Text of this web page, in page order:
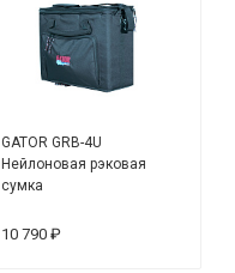
GATOR GRB-4U
Нейлоновая рэковая
сумка
10 790 ₽